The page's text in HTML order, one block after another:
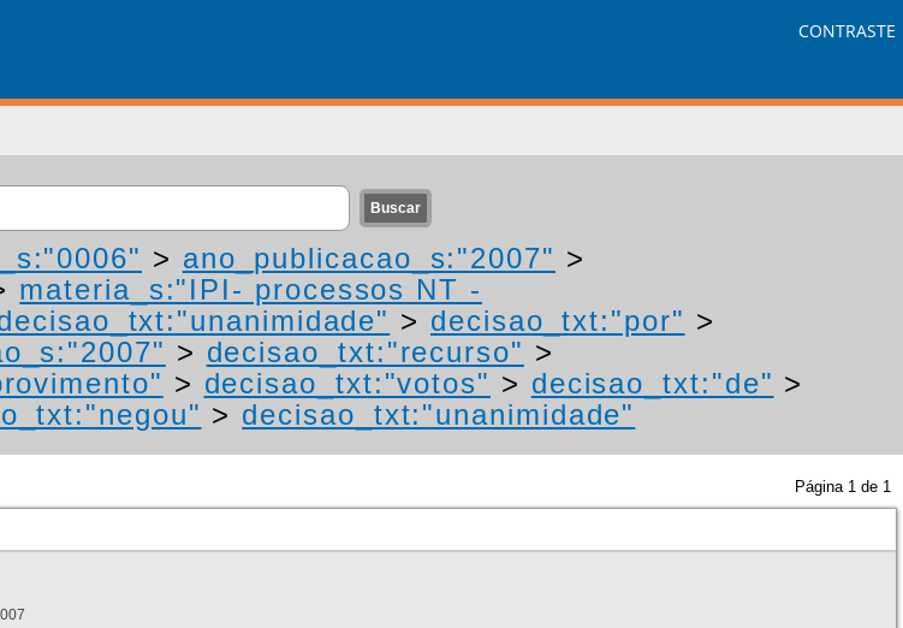
CONTRASTE
> ano_publicacao_s:"2007" >
materia_s:"IPI- processos NT -
> decisao_txt:"por" >
> decisao_txt:"recurso" >
> decisao_txt:"votos" > decisao_txt:"de" >
> decisao_txt:"unanimidade"
Página 1 de 1